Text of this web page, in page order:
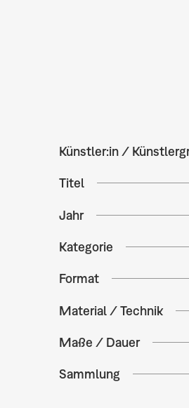
Künstler:in /
Titel
Jahr
Kategorie
Format
Material / Technik
Maße / Dauer
Sammlung